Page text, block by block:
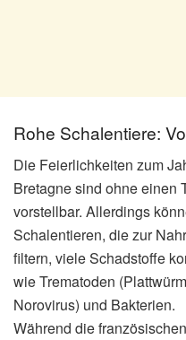
Rohe Schalentiere:
Die Feierlichkeiten zum
Bretagne sind ohne einen
vorstellbar. Allerdings
Schalentieren, die zur
filtern, viele Schadstoffe
wie Trematoden
Norovirus) und Bakterien.
Während die